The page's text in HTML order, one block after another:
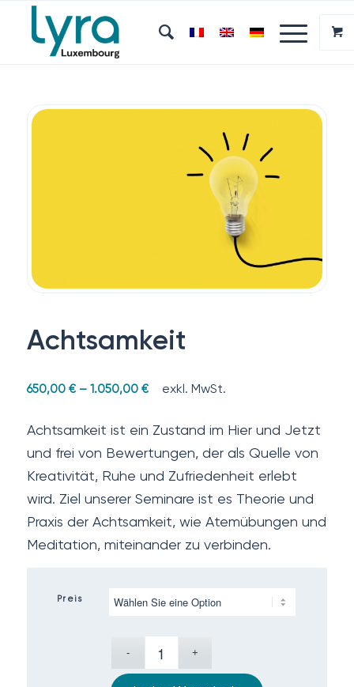
Achtsamkeit
650,00 €– 1.050,00 € exkl. MwSt.
Achtsamkeit ist ein Zustand im Hier und Jetzt
und frei von Bewertungen, der als Quelle von
Kreativität, Ruhe und Zufriedenheit erlebt
wird. Ziel unserer Seminare ist es Theorie und
Praxis der Achtsamkeit, wie Atemübungen und
Meditation, miteinander zu verbinden.
Preis